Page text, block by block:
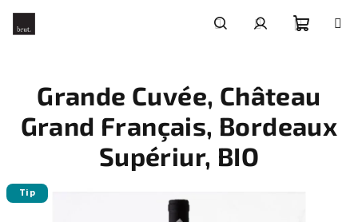
obsah
košík
Grande Cuvée, Château
Grand Français, Bordeaux
Supériur, BIO
Tip